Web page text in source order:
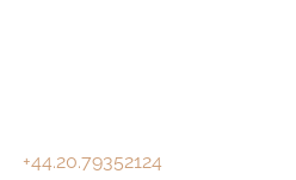
+44.20.79352124